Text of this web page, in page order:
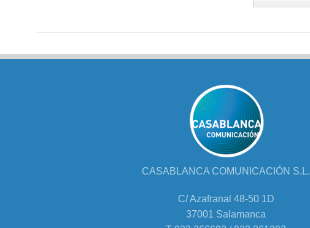
CASABLANCA COMUNICACIÓN S.L.
C/ Azafranal 48-50 1D
37001 Salamanca